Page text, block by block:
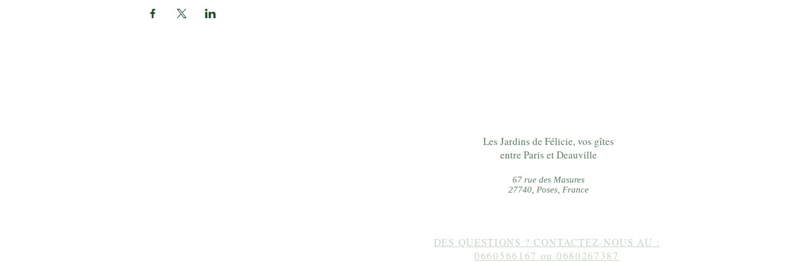
Les Jardins de Félicie, vos gîtes
entre Paris et Deauville
67 rue des Masures
27740, Poses, France
DES QUESTIONS ? CONTACTEZ-NOUS AU :
0660566167 ou 0680267387